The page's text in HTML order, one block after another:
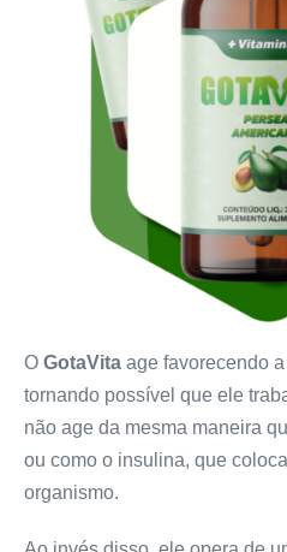
O GotaVita age favorecendo
tornando possível que ele
não age da mesma maneira
ou como o insulina, que
organismo.